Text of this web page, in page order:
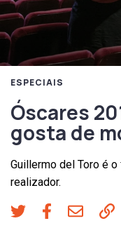
ESPECIAIS
Óscares
gosta de
Guillermo del Toro é
realizador.